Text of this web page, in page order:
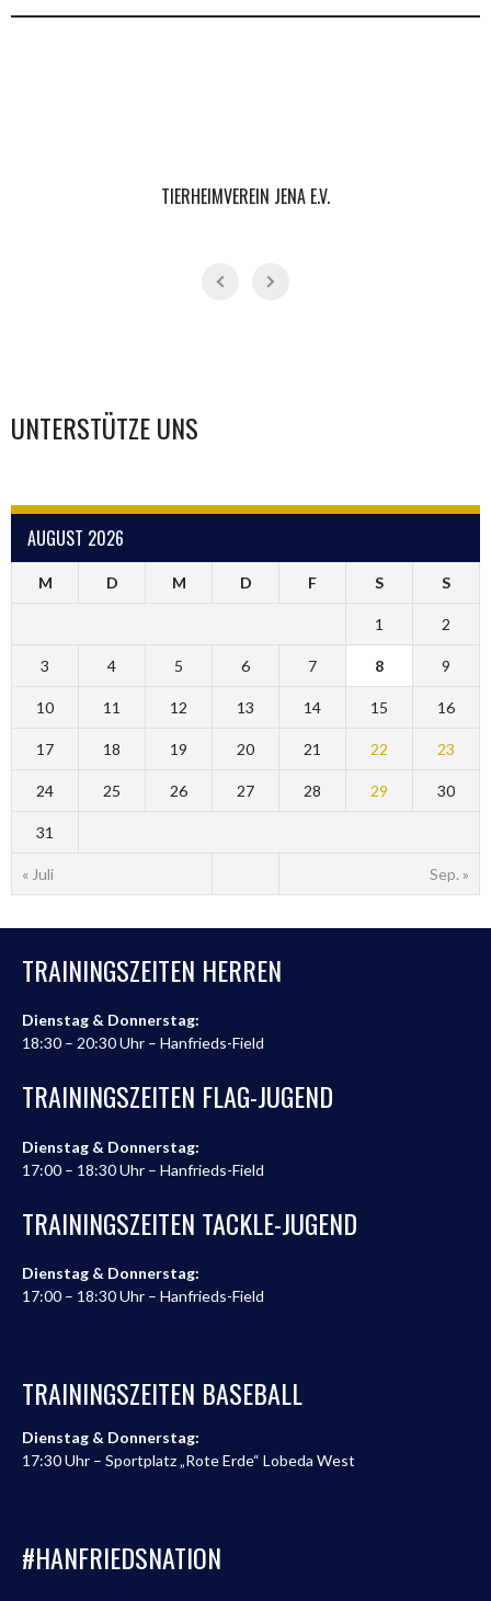
TIERHEIMVEREIN JENA E.V.
UNTERSTÜTZE UNS
AUGUST 2026
M D M D F S S
« Juli Sep. »
1 2
3 4 5 6 7 8 9
10 11 12 13 14 15 16
17 18 19 20 21 22 23
24 25 26 27 28 29 30
31
TRAININGSZEITEN HERREN
Dienstag & Donnerstag:
18:30 – 20:30 Uhr – Hanfrieds-Field
TRAININGSZEITEN FLAG-JUGEND
Dienstag & Donnerstag:
17:00 – 18:30 Uhr – Hanfrieds-Field
TRAININGSZEITEN TACKLE-JUGEND
Dienstag & Donnerstag:
17:00 – 18:30 Uhr – Hanfrieds-Field
TRAININGSZEITEN BASEBALL
Dienstag & Donnerstag:
17:30 Uhr – Sportplatz „Rote Erde“ Lobeda West
#HANFRIEDSNATION